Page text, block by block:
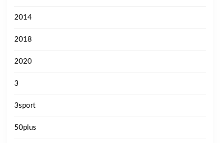
2014
2018
2020
3
3sport
50plus